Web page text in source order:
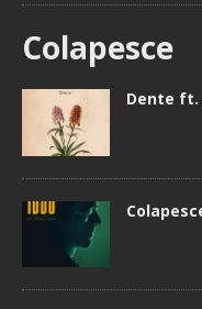
Colapesce
Dente ft.